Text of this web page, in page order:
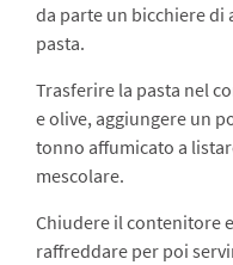
da parte un bicchiere di
pasta.
Trasferire la pasta nel
e olive, aggiungere un
tonno affumicato a
mescolare.
Chiudere il contenitore
raffreddare per poi